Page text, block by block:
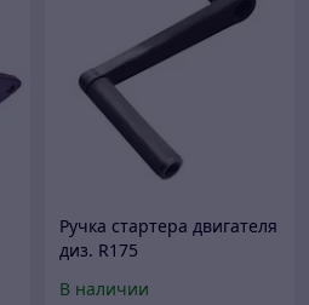
Ручка стартера двигателя
диз. R175
В наличии